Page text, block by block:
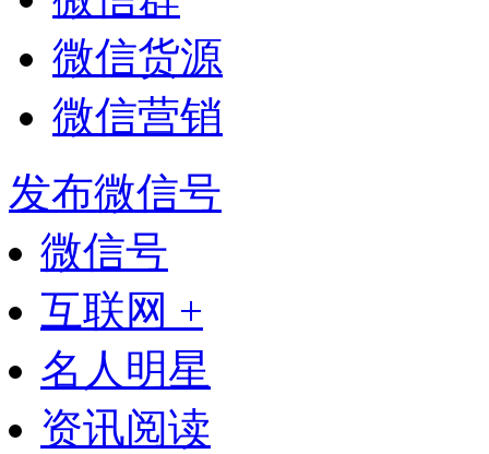
微信货源
微信营销
发布微信号
微信号
互联网 +
名人明星
资讯阅读